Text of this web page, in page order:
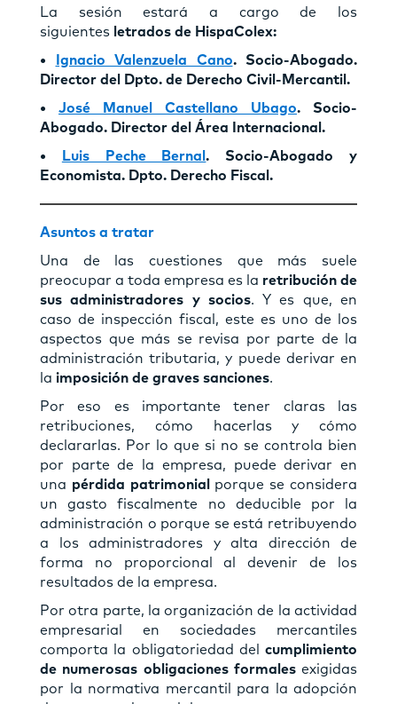
La sesión estará a cargo de los
siguientes letrados de HispaColex:
•
Ignacio Valenzuela Cano. Socio-Abogado.
Director del Dpto. de Derecho Civil-Mercantil.
• José Manuel Castellano Ubago. Socio-
Abogado. Director del Área Internacional.
•
Luis Peche Bernal. Socio-Abogado y
Economista. Dpto. Derecho Fiscal.
Asuntos a tratar
Una de las cuestiones que más suele
preocupar a toda empresa es la retribución de
sus administradores y socios. Y es que, en
caso de inspección fiscal, este es uno de los
aspectos que más se revisa por parte de la
administración tributaria, y puede derivar en
la imposición de graves sanciones.
Por eso es importante tener claras las
retribuciones, cómo hacerlas y cómo
declararlas. Por lo que si no se controla bien
por parte de la empresa, puede derivar en
una pérdida patrimonial
porque se considera
un gasto fiscalmente no deducible por la
administración o porque se está retribuyendo
a los administradores y alta dirección de
forma no proporcional al devenir de los
resultados de la empresa.
Por otra parte, la organización de la actividad
empresarial en sociedades mercantiles
comporta la obligatoriedad del cumplimiento
de numerosas obligaciones formalesexigidas
por la normativa mercantil para la adopción